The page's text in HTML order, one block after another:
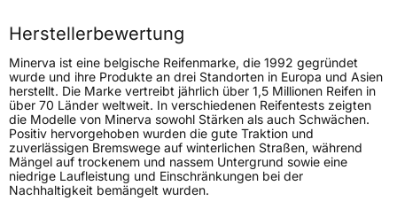
Höchstlast1060 kg
Generelle Merkmale
FahrzeugtypSUV
VerwendungSommerreifen
Modellname EcoSpeed 2 SUV
FahrzeugartPKW & SUV
Herstellerbewertung
Minerva ist eine belgische Reifenmarke, die 1992 gegründet
wurde und ihre Produkte an drei Standorten in Europa und Asien
herstellt. Die Marke vertreibt jährlich über 1,5 Millionen Reifen in
über 70 Länder weltweit. In verschiedenen Reifentests zeigten
die Modelle von Minerva sowohl Stärken als auch Schwächen.
Positiv hervorgehoben wurden die gute Traktion und
zuverlässigen Bremswege auf winterlichen Straßen, während
Mängel auf trockenem und nassem Untergrund sowie eine
niedrige Laufleistung und Einschränkungen bei der
Nachhaltigkeit bemängelt wurden.